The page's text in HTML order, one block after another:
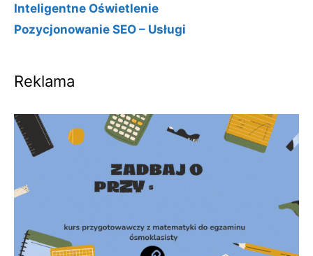
Inteligentne Oświetlenie
Pozycjonowanie SEO – Usługi
Reklama